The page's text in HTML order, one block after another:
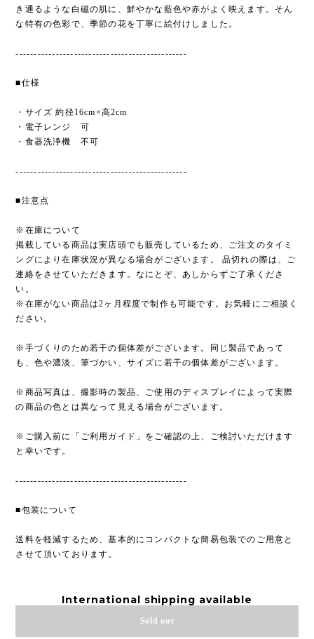
き通るような白磁の肌に、鮮やかな藍色や赤がよく映えます。そん
な特有の色彩で、季節の花を丁寧に絵付けしました。
-----------------------------------------------
■仕様
・サイズ 約径16cm×高2cm
・電子レンジ 可
・食器洗浄機 不可
-----------------------------------------------
■注意点
※在庫について
掲載している商品は実店頭でも販売しているため、ご注文のタイミ
ングにより在庫状況が異なる場合がございます。 品切れの際は、ご
連絡をさせていただきます。なにとぞ、あしからずご了承くださ
い。
※在庫がない商品は2ヶ月程度で制作も可能です。お気軽にご相談く
ださい。
※手づくりのため若干の個体差がございます。同じ製品であって
も、色や濃淡、筆づかい、サイズに若干の個体差がございます。
※商品写真は、撮影時の製品、ご使用のディスプレイによって実際
の商品の色とは異なって見える場合がございます。
※ご購入前に「ご利用ガイド」をご確認の上、ご検討いただけます
と幸いです。
-----------------------------------------------
■包装について
送料を軽減するため、基本的にコンパクトな簡易包装でのご用意と
させて頂いております。
International shipping available
Sold out